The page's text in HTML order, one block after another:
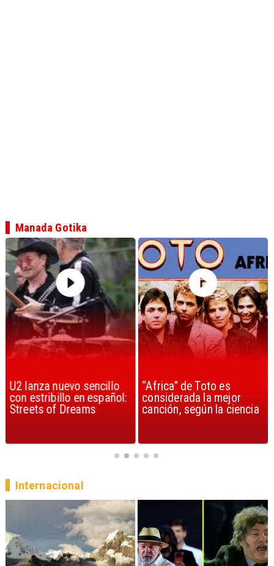
U2 lanza nuevo sencillo
con estribillo en español:
Streets of Dreams
“Africa” de Toto es
considerada la mejor
canción, según la ciencia
Manada Gotika
Internacional